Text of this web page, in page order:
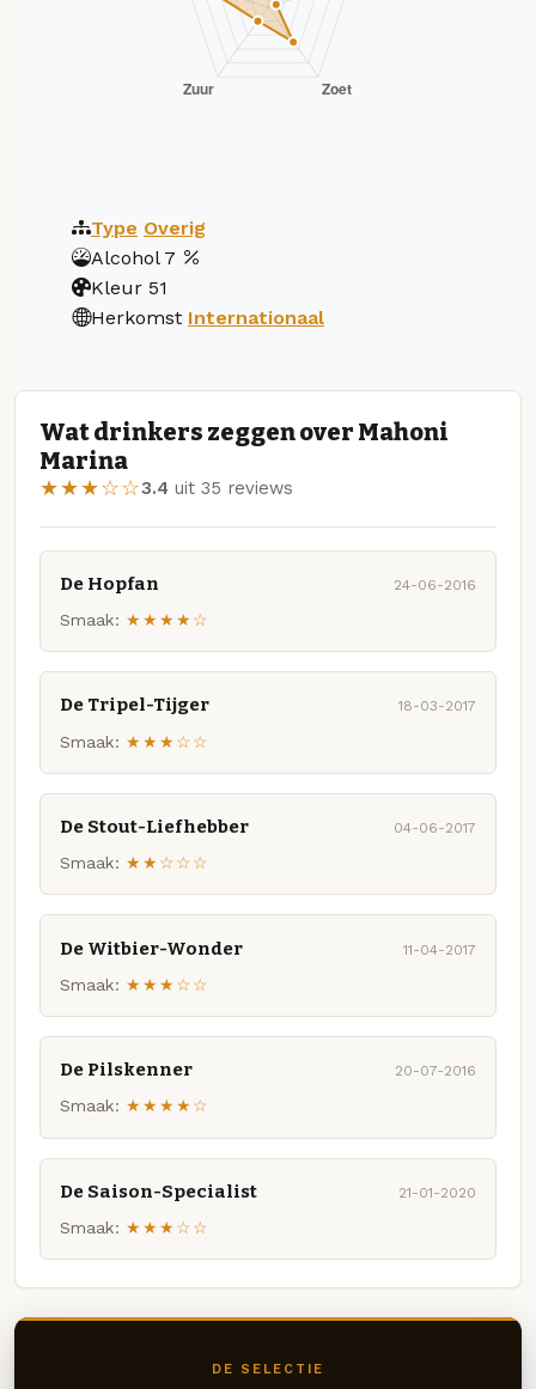
Type Overig
Alcohol 7
Kleur 51
Herkomst Internationaal
Wat drinkers zeggen over Mahoni
Marina
★★★☆☆3.4 uit 35 reviews
De Hopfan 24-06-2016
Smaak: ★★★★☆
De Tripel-Tijger 18-03-2017
Smaak: ★★★☆☆
De Stout-Liefhebber 04-06-2017
Smaak: ★★☆☆☆
De Witbier-Wonder 11-04-2017
Smaak: ★★★☆☆
De Pilskenner 20-07-2016
Smaak: ★★★★☆
De Saison-Specialist 21-01-2020
Smaak: ★★★☆☆
DE SELECTIE